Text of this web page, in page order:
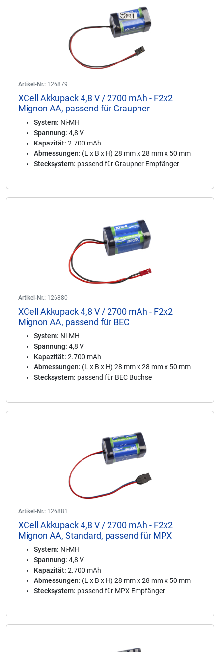
Artikel-Nr.: 126879
XCell Akkupack 4,8 V / 2700 mAh - F2x2
Mignon AA, passend für Graupner
System: Ni-MH
Spannung: 4,8 V
Kapazität: 2.700 mAh
Abmessungen: (L x B x H) 28 mm x 28 mm x 50 mm
Stecksystem: passend für Graupner Empfänger
Artikel-Nr.: 126880
XCell Akkupack 4,8 V / 2700 mAh - F2x2
Mignon AA, passend für BEC
System: Ni-MH
Spannung: 4,8 V
Kapazität: 2.700 mAh
Abmessungen: (L x B x H) 28 mm x 28 mm x 50 mm
Stecksystem: passend für BEC Buchse
Artikel-Nr.: 126881
XCell Akkupack 4,8 V / 2700 mAh - F2x2
Mignon AA, Standard, passend für MPX
System: Ni-MH
Spannung: 4,8 V
Kapazität: 2.700 mAh
Abmessungen: (L x B x H) 28 mm x 28 mm x 50 mm
Stecksystem: passend für MPX Empfänger